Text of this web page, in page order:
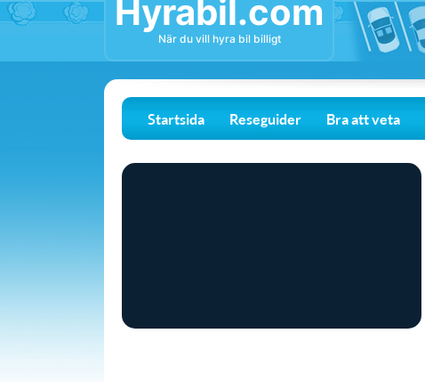
Hyrabil.com
När du vill hyra bil billigt
Startsida Reseguider Bra att veta